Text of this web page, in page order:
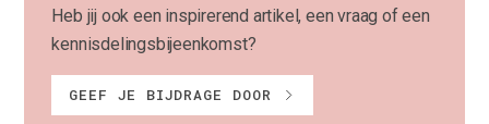
Heb jij ook een inspirerend artikel, een vraag of een
kennisdelingsbijeenkomst?
GEEF JE BIJDRAGE DOOR